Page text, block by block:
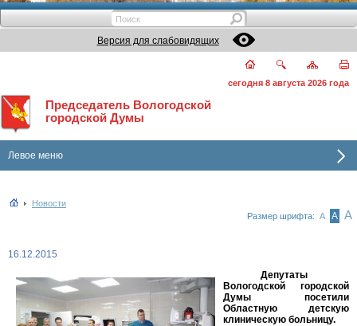
Версия для слабовидящих
сегодня 8 августа 2026 года
Председатель Вологодской
городской Думы
Левое меню
Новости
Размер шрифта: А А А
16.12.2015
Депутаты
Вологодской городской
Думы посетили
Областную детскую
клиническую больницу.